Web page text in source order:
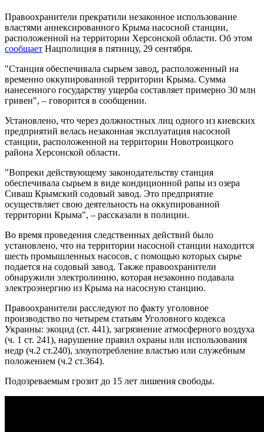
Правоохранители прекратили незаконное использование
властями аннексированного Крыма насосной станции,
расположенной на территории Херсонской области. Об этом
сообщает Нацполиция в пятницу, 29 сентября.
"Станция обеспечивала сырьем завод, расположенный на
временно оккупированной территории Крыма. Сумма
нанесенного государству ущерба составляет примерно 30 млн
гривен", – говорится в сообщении.
Установлено, что через должностных лиц одного из киевских
предприятий велась незаконная эксплуатация насосной
станции, расположенной на территории Новотроицкого
района Херсонской области.
"Вопреки действующему законодательству станция
обеспечивала сырьем в виде кондиционной рапы из озера
Сиваш Крымский содовый завод. Это предприятие
осуществляет свою деятельность на оккупированной
территории Крыма", – рассказали в полиции.
Во время проведения следственных действий было
установлено, что на территории насосной станции находится
шесть промышленных насосов, с помощью которых сырье
подается на содовый завод. Также правоохранители
обнаружили электролинию, которая незаконно подавала
электроэнергию из Крыма на насосную станцию.
Правоохранители расследуют по факту уголовное
производство по четырем статьям Уголовного кодекса
Украины: экоцид (ст. 441), загрязнение атмосферного воздуха
(ч. 1 ст. 241), нарушение правил охраны или использования
недр (ч.2 ст.240), злоупотребление властью или служебным
положением (ч.2 ст.364).
Подозреваемым грозит до 15 лет лишения свободы.